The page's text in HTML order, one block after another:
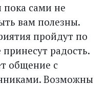
сами не
вам полезны.
пройдут по
радость.
общение с
Возможны